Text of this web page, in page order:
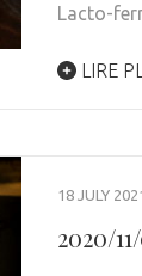
Lacto-
LIRE
18 JULY
2020/